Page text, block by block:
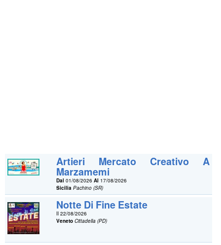
Artieri Mercato Creativo A
Marzamemi
Dal 01/08/2026Al 17/08/2026
Sicilia Pachino (SR)
Notte Di Fine Estate
Il 22/08/2026
Veneto Cittadella (PD)